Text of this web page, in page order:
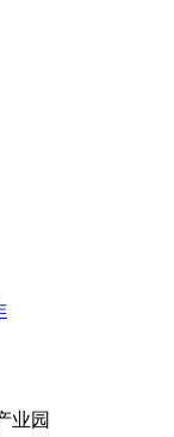
业园